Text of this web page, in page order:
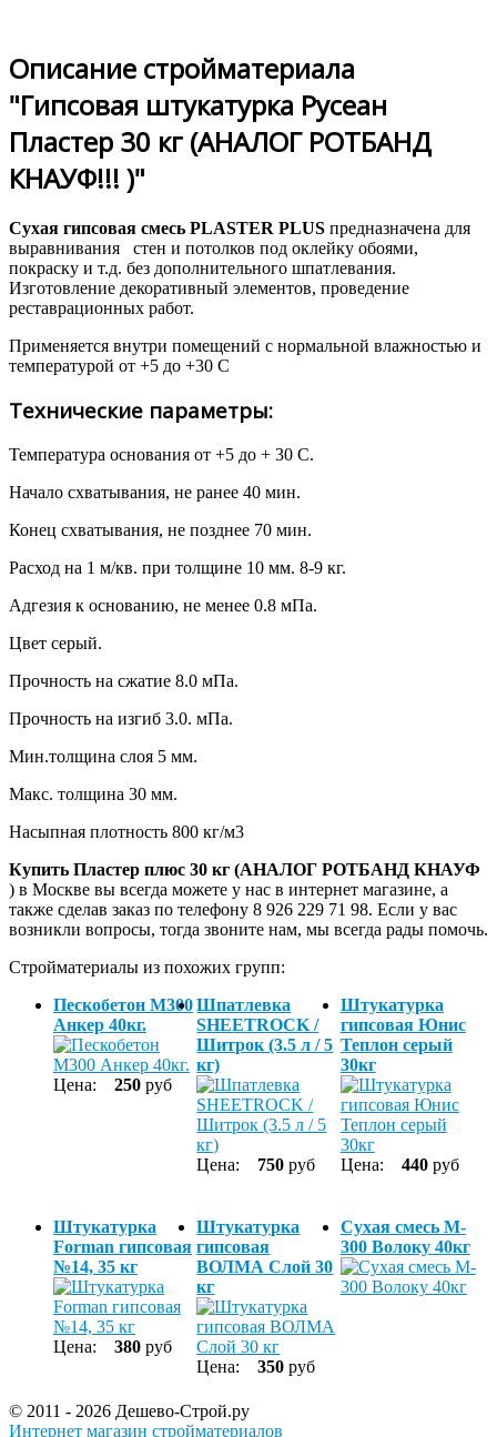
Описание стройматериала
"Гипсовая штукатурка Русеан
Пластер 30 кг (АНАЛОГ РОТБАНД
КНАУФ!!! )"
Сухая гипсовая смесь PLASTER PLUS предназначена для
выравнивания стен и потолков под оклейку обоями,
покраску и т.д. без дополнительного шпатлевания.
Изготовление декоративный элементов, проведение
реставрационных работ.
Применяется внутри помещений с нормальной влажностью и
температурой от +5 до +30 С
Технические параметры:
Температура основания от +5 до + 30 С.
Начало схватывания, не ранее 40 мин.
Конец схватывания, не позднее 70 мин.
Расход на 1 м/кв. при толщине 10 мм. 8-9 кг.
Адгезия к основанию, не менее 0.8 мПа.
Цвет серый.
Прочность на сжатие 8.0 мПа.
Прочность на изгиб 3.0. мПа.
Мин.толщина слоя 5 мм.
Макс. толщина 30 мм.
Насыпная плотность 800 кг/м3
Купить Пластер плюс 30 кг (АНАЛОГ РОТБАНД КНАУФ
) в Москве вы всегда можете у нас в интернет магазине, а
также сделав заказ по телефону 8 926 229 71 98. Если у вас
возникли вопросы, тогда звоните нам, мы всегда рады помочь.
Стройматериалы из похожих групп:
Пескобетон М300
Анкер 40кг.
Цена: 250 руб
Шпатлевка
SHEETROCK /
Шитрок (3.5 л / 5
кг)
Цена: 750 руб
Штукатурка
гипсовая Юнис
Теплон серый
30кг
Цена: 440руб
Штукатурка
Forman гипсовая
№14, 35 кг
Цена: 380 руб
Штукатурка
гипсовая
ВОЛМА Слой 30
кг
Цена: 350 руб
Сухая смесь M-
300 Волоку 40кг
© 2011 - 2026 Дешево-Строй.ру
Интернет магазин стройматериалов